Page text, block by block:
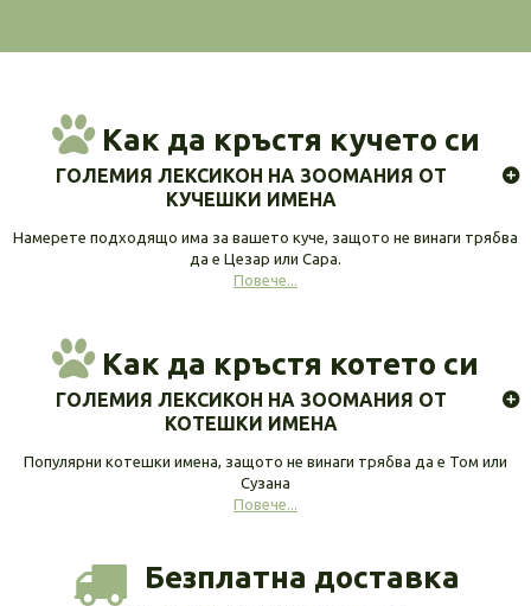
Как да кръстя кучето си
ГОЛЕМИЯ ЛЕКСИКОН НА ЗООМАНИЯ ОТ
КУЧЕШКИ ИМЕНА
Намерете подходящо има за вашето куче, защото не винаги трябва
да е Цезар или Сара.
Повече...
Как да кръстя котето си
ГОЛЕМИЯ ЛЕКСИКОН НА ЗООМАНИЯ ОТ
КОТЕШКИ ИМЕНА
Популярни котешки имена, защото не винаги трябва да е Том или
Сузана
Повече...
Безплатна доставка